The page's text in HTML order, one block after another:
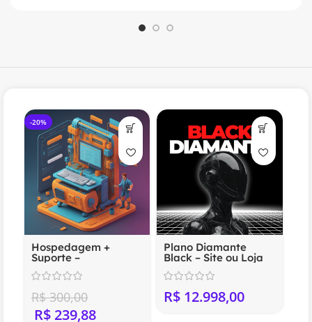
-20%
Hospedagem +
Suporte –
Compartilhada
(Anual)
R$300,00
R$ 239,88
Plano Diamante
Black – Site ou Loja
Virtual Profissional
R$